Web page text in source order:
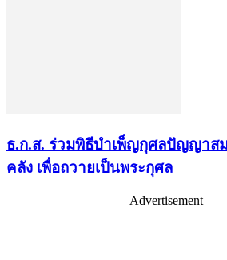
ธ.ก.ส. ร่วมพิธีบำเพ็ญกุศลปัญญาส
คลัง เพื่อถวายเป็นพระกุศล
Advertisement